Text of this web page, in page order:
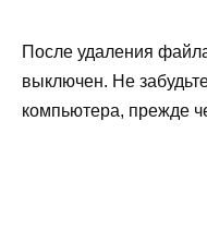
После удаления
выключен. Не
компьютера, прежде